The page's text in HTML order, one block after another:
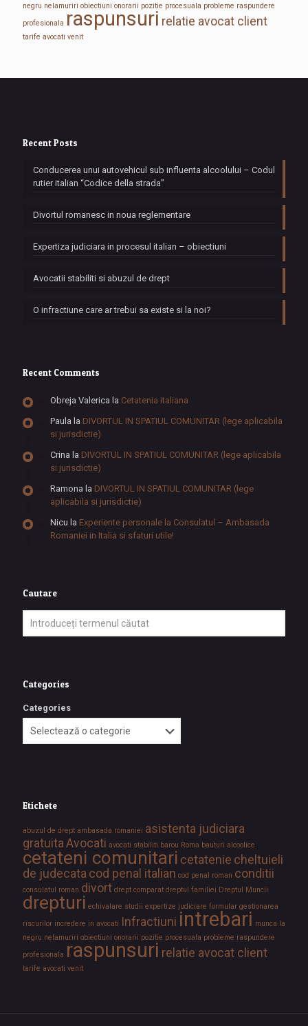
negru nelamuriri obiectiuni onorarii pozitie procesuala probleme raspundere
profesionala raspunsuri relatie avocat client
tarife avocati venit
Recent Posts
Conducerea unui autovehicul sub influenta alcoolului – Codul
rutier italian “Codice della strada”
Divortul romanesc in noua reglementare
Expertiza judiciara in procesul italian – obiectiuni
Avocatii stabiliti si abuzul de drept
O infractiune care ar trebui sa existe si la noi?
Recent Comments
Obreja Valerica la Cetatenia italiana
Paula la DIVORTUL IN SPATIUL COMUNITAR (lege aplicabila
si jurisdictie)
Crina la DIVORTUL IN SPATIUL COMUNITAR (lege aplicabila
si jurisdictie)
Ramona la DIVORTUL IN SPATIUL COMUNITAR (lege
aplicabila si jurisdictie)
Nicu la Experiente personale la Consulatul – Ambasada
Romaniei in Italia si sfaturi utile!
Cautare
Categories
Categories
Etichete
abuzul de drept ambasada romaniei asistenta judiciara
gratuita Avocati avocati stabiliti barou Roma bauturi alcoolice
cetateni comunitari cetatenie cheltuieli
de judecata cod penal italian cod penal roman conditii
consulatul roman divort drept comparat dreptul familiei Dreptul Muncii
drepturi echivalare studii expertize judiciare formular gestionarea
riscurilor incredere in avocati Infractiuni intrebari munca la
negru nelamuriri obiectiuni onorarii pozitie procesuala probleme raspundere
profesionala raspunsuri relatie avocat client
tarife avocati venit